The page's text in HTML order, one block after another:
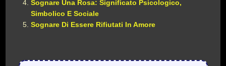
Sognare Una Rosa: Significato Psicologico,
Simbolico E Sociale
Sognare Di Essere Rifiutati In Amore